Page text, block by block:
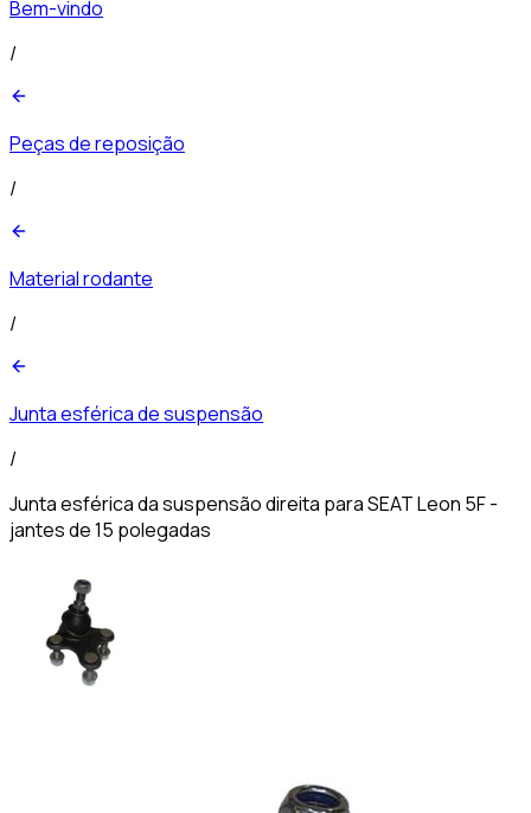
Bem-vindo
/
Peças de reposição
/
Material rodante
/
Junta esférica de suspensão
/
Junta esférica da suspensão direita para SEAT Leon 5F -
jantes de 15 polegadas